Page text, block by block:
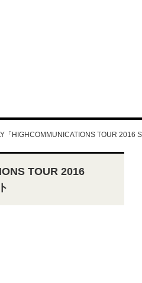
「HIGHCOMMUNICATIONS TOUR 2016
TOUR 2016